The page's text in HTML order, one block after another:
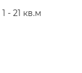
1 - 21 кв.м